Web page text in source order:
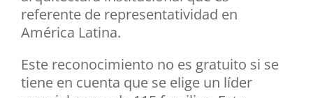
referente de representatividad en
América Latina.
Este reconocimiento no es gratuito si se
tiene en cuenta que se elige un líder